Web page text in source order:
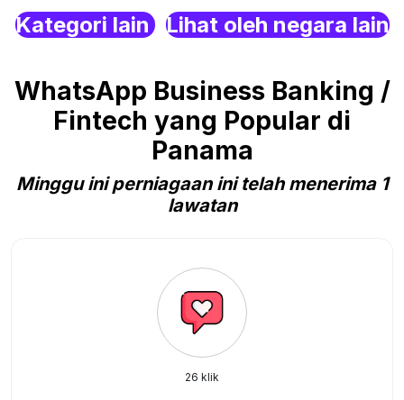
Kategori lain Lihat oleh negara lain
WhatsApp Business Banking /
Fintech yang Popular di
Panama
Minggu ini perniagaan ini telah menerima 1
lawatan
26 klik